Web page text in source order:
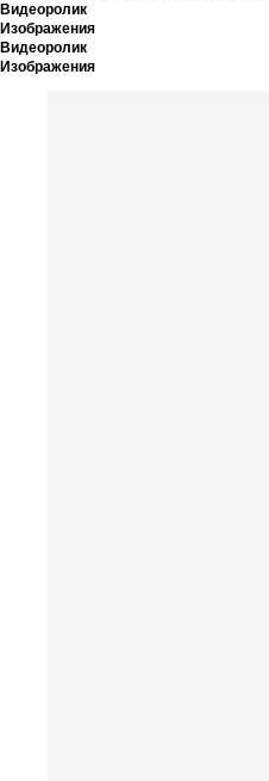
Видеоролик
Изображения
Видеоролик
Изображения